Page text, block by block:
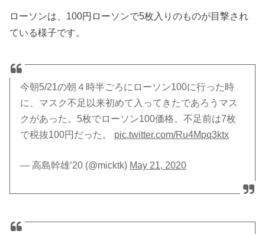
ローソンは、100円ローソンで5枚入りのものが目撃され
ている様子です。
今朝5/21の朝４時半ごろにローソン100に行った時
に、マスク不足以来初めて入ってきたであろうマス
クがあった。5枚でローソン100価格。不足前は7枚
で税抜100円だった。 pic.twitter.com/Ru4Mpq3ktx
— 高島幹雄’20 (@micktk) May 21, 2020